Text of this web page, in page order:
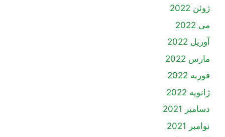
ژوئن 2022
می 2022
آوریل 2022
مارس 2022
فوریه 2022
ژانویه 2022
دسامبر 2021
نوامبر 2021